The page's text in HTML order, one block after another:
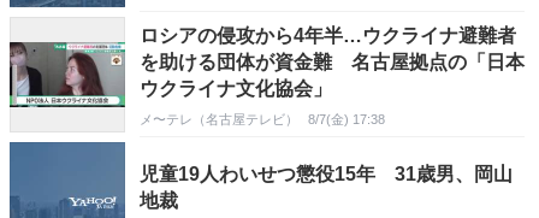
ロシアの侵攻から4年半…ウクライナ避難者
を助ける団体が資金難 名古屋拠点の「日本
ウクライナ文化協会」
メ〜テレ（名古屋テレビ） 8/7(金) 17:38
児童19人わいせつ懲役15年 31歳男、岡山
地裁